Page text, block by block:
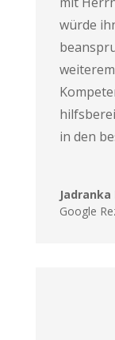
würde
in den
Google